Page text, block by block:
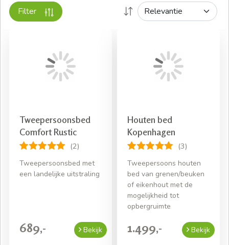
Wij helpen u graag met het uitzoeken van uw favoriete
bedombouw 180x220.
Filter
Tweepersoonsbed
Comfort Rustic
(2)
Tweepersoonsbed met
een landelijke uitstraling
689,- Bekijk
Houten bed
Kopenhagen
(3)
Tweepersoons houten
bed van grenen/beuken
of eikenhout met de
mogelijkheid tot
opbergruimte
1.499,- Bekijk